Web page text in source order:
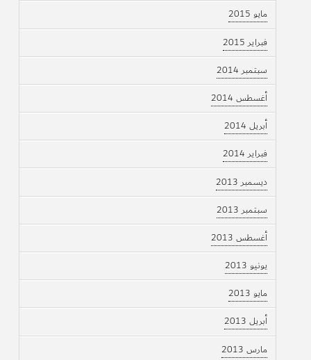
مايو 2015
فبراير 2015
سبتمبر 2014
أغسطس 2014
أبريل 2014
فبراير 2014
ديسمبر 2013
سبتمبر 2013
أغسطس 2013
يونيو 2013
مايو 2013
أبريل 2013
مارس 2013